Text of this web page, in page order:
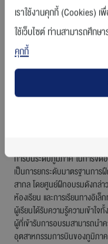
นิ่ง เซ็นเตอร์ นำโดย กัปตัน พ
แอร์ เอวิเอชั่น เทรนนิ่ง เซ็นเต
ประเทศ (IATA) โดยนางสาว
อากาศระหว่างประเทศ (ขวา)
ฝึกอบรมด้านการบินของ IATA
ปราสาททองโอสถ กรรมการ
(มหาชน) เป็นประธาน (กลา
(มหาชน) ถนนวิภาวดีรังสิต
บริษัท บางกอกแอร์ เอวิเอชั่น
การแต่งตั้งจากสมาคมขนส่งท
การบินระดับภูมิภาค ในการจัด
เป็นการยกระดับมาตรฐานการ
สากล โดยศูนย์ฝึกอบรมดังกล่
ห้องเรียน และการเรียนทางอิ
ผู้เรียนได้รับความรู้ความเข้าใ
ผู้ที่เข้ารับการอบรมสามารถน
อุตสาหกรรมการบินของภูมิภา
เราใช้งานคุกกี้ (Cookies)
ใช้เว็บไซต์ ท่านสามารถศึกษ
คุกกี้